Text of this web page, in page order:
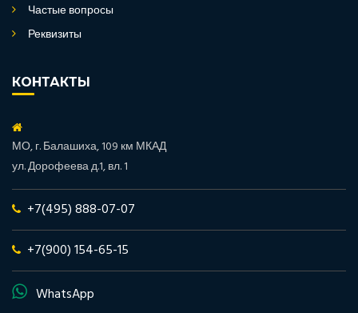
Частые вопросы
Реквизиты
КОНТАКТЫ
МО, г. Балашиха, 109 км МКАД
ул. Дорофеева д.1, вл. 1
+7(495) 888-07-07
+7(900) 154-65-15
WhatsApp